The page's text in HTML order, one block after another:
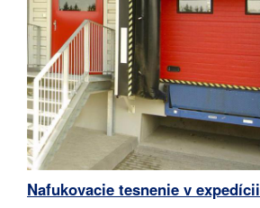
Nafukovacie tesnenie v expedícii